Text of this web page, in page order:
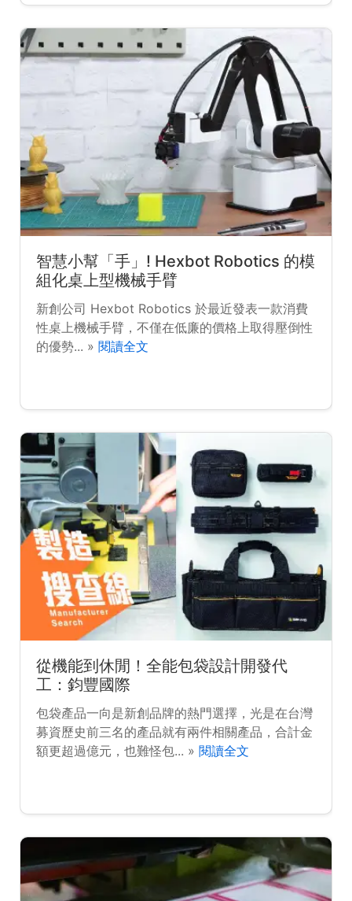
智慧小幫「手」! Hexbot Robotics 的模
組化桌上型機械手臂
新創公司 Hexbot Robotics 於最近發表一款消費
性桌上機械手臂，不僅在低廉的價格上取得壓倒性
的優勢... » 閱讀全文
從機能到休閒！全能包袋設計開發代
工：鈞豐國際
包袋產品一向是新創品牌的熱門選擇，光是在台灣
募資歷史前三名的產品就有兩件相關產品，合計金
額更超過億元，也難怪包... » 閱讀全文